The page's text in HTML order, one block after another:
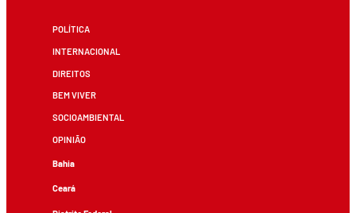
POLÍTICA
INTERNACIONAL
DIREITOS
BEM VIVER
SOCIOAMBIENTAL
OPINIÃO
Bahia
Ceará